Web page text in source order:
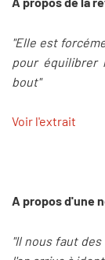
"Elle est
pour équilibrer
bout"
Voir l'extrait
A propos d'une
"Il nous faut